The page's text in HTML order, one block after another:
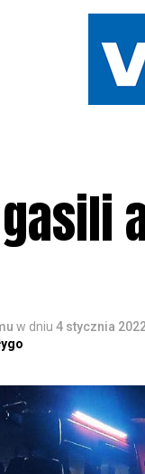
w dniu 4 stycznia